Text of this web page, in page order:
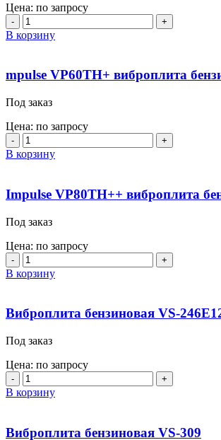
Цена: по запросу
Количество
товара
ВИБРОПЛИТА
VP90TRS
В корзину
mpulse VP60TH+ виброплита
Под заказ
Цена: по запросу
Количество
товара
mpulse
виброплита
бензиновая
В корзину
Impulse VP80TH++ виброплита
Под заказ
Цена: по запросу
Количество
товара
Impulse
виброплита
бензиновая
В корзину
Виброплита бензиновая VS-
Под заказ
Цена: по запросу
Количество
товара
Виброплита
VS-
В корзину
Виброплита бензиновая VS-309